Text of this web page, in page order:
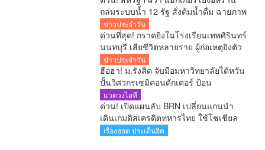
ถล่มระบบน้ำ 12 รัฐ สั่งต้มน้ำดื่ม ฉายภาพ
สงครามไซเบอร์เดือด
ข่าวประจำวัน
ด่วนที่สุด! กราดยิงในโรงเรียนเทพศิรินทร์
นนทบุรี เสียชีวิตหลายราย ผู้ก่อเหตุยิงตัว
เองดับ
ข่าวประจำวัน
ฮือฮา! ม.รังสิต จับมือมหาวิทยาลัยไต้หวัน
ปั้นวิศวกรเซมิคอนดักเตอร์ ป้อน
อุตสาหกรรมโลก
แวดวงไอที
ด่วน! เปิดแผนลับ BRN เปลี่ยนแกนนำ
เดินเกมดิสเครดิตทหารไทย ใช้โซเชียล
ทำ IO มีทุนหนุนถึงปีละ 2,000 ล้านบาท
เรื่องฮอต ประเด็นฮิต